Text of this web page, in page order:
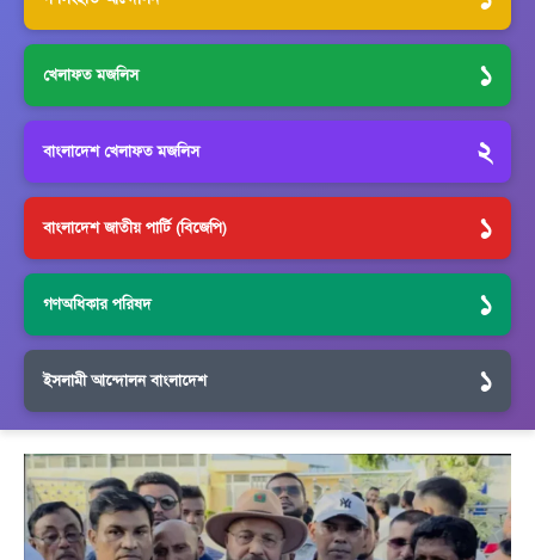
খেলাফত মজলিস ১
বাংলাদেশ খেলাফত মজলিস ২
বাংলাদেশ জাতীয় পার্টি (বিজেপি) ১
গণঅধিকার পরিষদ ১
ইসলামী আন্দোলন বাংলাদেশ ১